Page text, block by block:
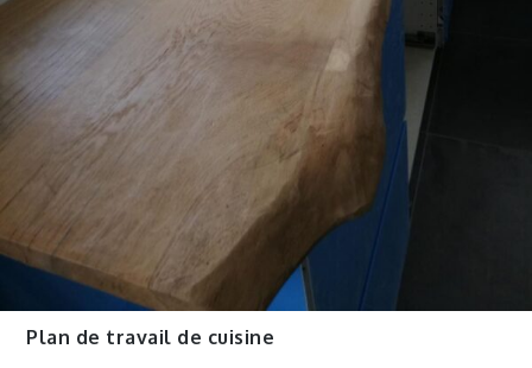
Plan de travail de cuisine